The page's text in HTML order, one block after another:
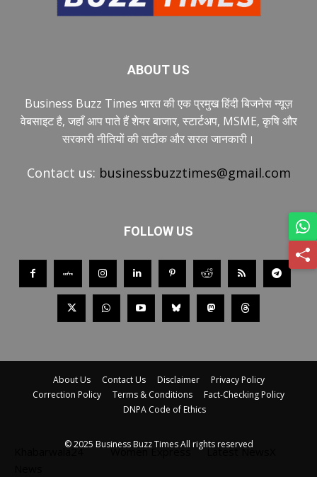
ABOUT US
Business Buzz Times भारत की एक प्रमुख हिंदी बिजनेस न्यूज़
वेबसाइट है, जहाँ आप पाते हैं शेयर बाजार, स्टार्टअप, MSME, कृषि और
सरकारी नीतियों की सटीक और सरल जानकारी।
Contact us: businessbuzztimes@gmail.com
FOLLOW US
About Us Contact Us Disclaimer
Privacy Policy
Correction Policy
Terms & Conditions
Fact-Checking Policy
DNPA Code of Ethics
© 2025 Business Buzz Times All rights reserved
Khabarwala24
Women Express Latest NewsX